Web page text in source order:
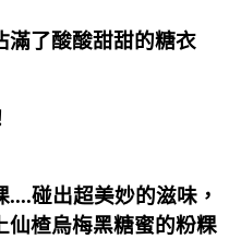
滿了酸酸甜甜的糖衣
碰出超美妙的滋味，
仙楂烏梅黑糖蜜的粉粿